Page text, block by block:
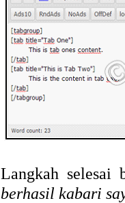
Langkah selesai
berhasil kabari